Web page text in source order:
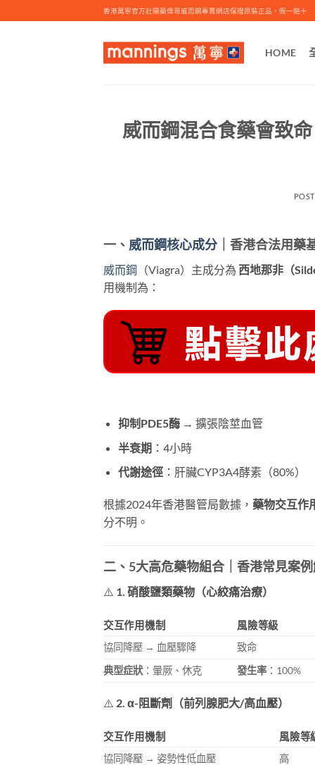
to
香港萬寧官方壯陽藥偉哥威而鋼專賣網店保證原裝正品，假一賠十
HOME
威而鋼混合食藥會致
一、 威而鋼核心成分 ｜香港合法用藥
威而鋼 （Viagra）主成分為 西地那非（
用機制為：
抑制PDE5酶→ 擴張陰莖血管
半衰期：4小時
代謝途徑：肝臟CYP3A4酵素（80%）
根據2024年香港醫管局數據， 藥物交互作
分不明。
二、5大高危藥物組合｜香港常見案
⚠️ 1. 硝酸鹽類藥物（心絞痛治療）
交互作用機制 風險等級
協同降壓 → 血壓驟降
致命
典型症狀：暈厥、休克 發生率：100%
⚠️ 2. α-阻斷劑（前列腺肥大/高血壓）
交互作用機制 風險等
協同降壓 → 姿勢性低血壓
高